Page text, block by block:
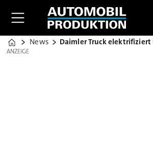
Home
News Daimler Truck elektrifiziert
ANZEIGE
ANZEIGE